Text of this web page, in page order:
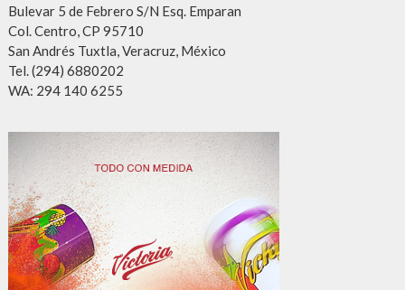
Bulevar 5 de Febrero S/N Esq. Emparan
Col. Centro, CP 95710
San Andrés Tuxtla, Veracruz, México
Tel. (294) 6880202
WA: 294 140 6255